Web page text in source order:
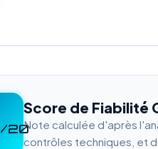
/20
Score de Fiabilité
Note calculée d'après
contrôles techniques, et